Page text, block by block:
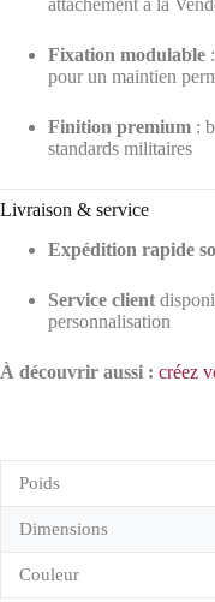
attachement à la
Fixation modulable
pour un maintien
Finition premium :
standards militaires
Livraison & service
Expédition rapide
Service client
personnalisation
À découvrir aussi : créez
Poids
Dimensions
Couleur